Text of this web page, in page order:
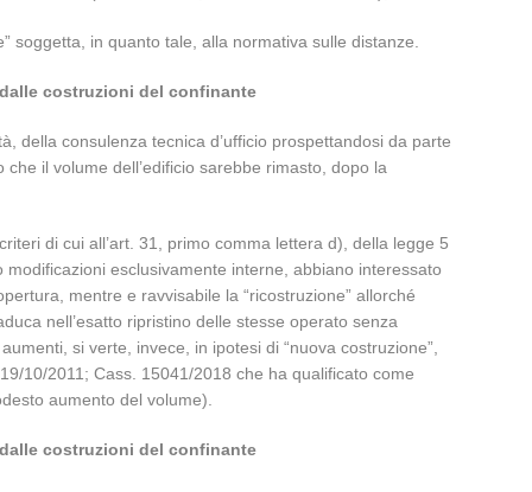
soggetta, in quanto tale, alla normativa sulle distanze.
costruzioni del confinante
della consulenza tecnica d’ufficio prospettandosi da parte
il volume dell’edificio sarebbe rimasto, dopo la
di cui all’art. 31, primo comma lettera d), della legge 5
esclusivamente interne, abbiano interessato
mentre e ravvisabile la “ricostruzione” allorché
nell’esatto ripristino delle stesse operato senza
si verte, invece, in ipotesi di “nuova costruzione”,
10/2011; Cass. 15041/2018 che ha qualificato come
aumento del volume).
costruzioni del confinante